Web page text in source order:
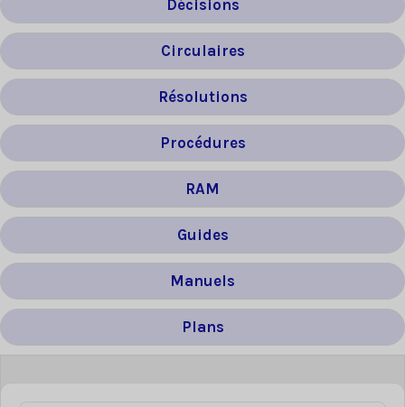
Décisions
Circulaires
Résolutions
Procédures
RAM
Guides
Manuels
Plans